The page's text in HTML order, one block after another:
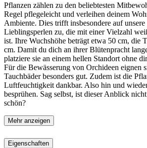
Pflanzen zählen zu den beliebtesten
Regel pflegeleicht und verleihen deinem
Ambiente. Dies trifft insbesondere auf
Lieblingsperlen zu, die mit einer Vielzahl
ist. Ihre Wuchshöhe beträgt etwa 50 cm, die
cm. Damit du dich an ihrer Blütenpracht
platziere sie an einem hellen Standort ohne
Für die Bewässerung von Orchideen eignen
Tauchbäder besonders gut. Zudem ist die
Luftfeuchtigkeit dankbar. Also hin und
besprühen. Sag selbst, ist dieser Anblick
schön?
Mehr anzeigen
Eigenschaften